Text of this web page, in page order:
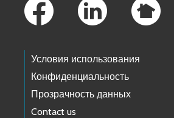
Условия использования
Конфиденциальность
Прозрачность данных
Contact us